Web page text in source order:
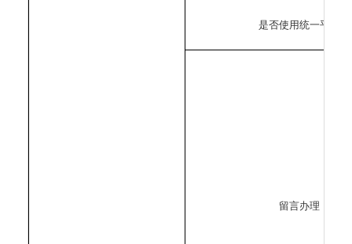
是否使用统一平台
留言办理